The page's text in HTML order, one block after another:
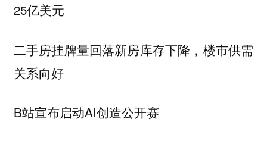
25亿美元
二手房挂牌量回落新房库存下降，楼市供需
关系向好
B站宣布启动AI创造公开赛